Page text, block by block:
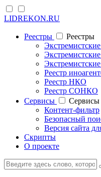
LIDREKON.RU
Реестры
Реестры
Реестр
Реестр НКО
Реестр СОНКО
Cервисы
Cервисы
Контент-фильтр
Безопасный
Версия сайта
Скрипты
О проекте